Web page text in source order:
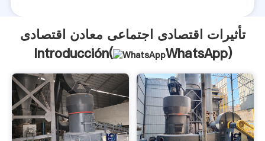
تأثیرات اقتصادی اجتماعی معادن اقتصادی
Introducción(
WhatsApp)